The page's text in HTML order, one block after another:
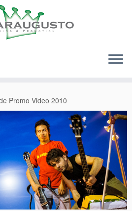
Promo Video 2010